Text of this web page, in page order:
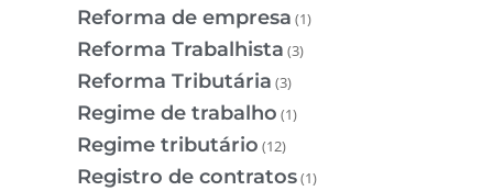
Reforma de empresa (1)
Reforma Trabalhista (3)
Reforma Tributária (3)
Regime de trabalho (1)
Regime tributário (12)
Registro de contratos(1)